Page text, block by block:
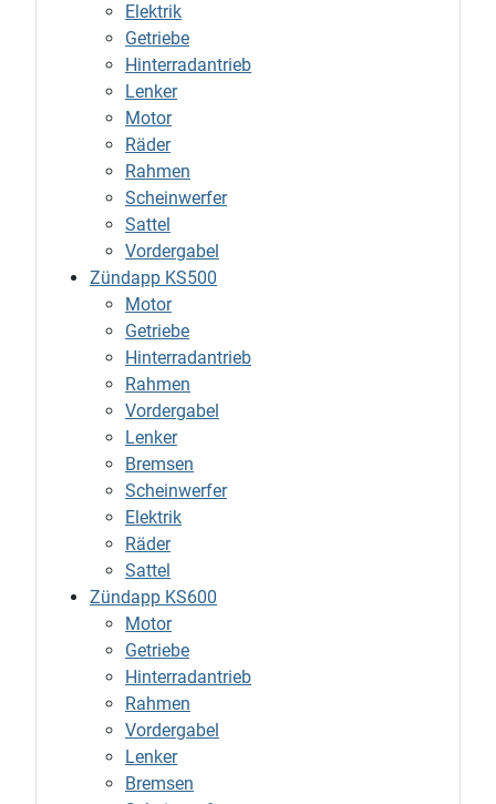
Elektrik
Getriebe
Hinterradantrieb
Lenker
Motor
Räder
Rahmen
Scheinwerfer
Sattel
Vordergabel
Zündapp KS500
Motor
Getriebe
Hinterradantrieb
Rahmen
Vordergabel
Lenker
Bremsen
Scheinwerfer
Elektrik
Räder
Sattel
Zündapp KS600
Motor
Getriebe
Hinterradantrieb
Rahmen
Vordergabel
Lenker
Bremsen